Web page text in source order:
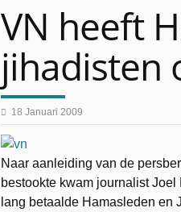
VN heeft
jihadisten
18 Januari 2009
Naar aanleiding van de
bestookte kwam journalist
lang betaalde Hamasleden en